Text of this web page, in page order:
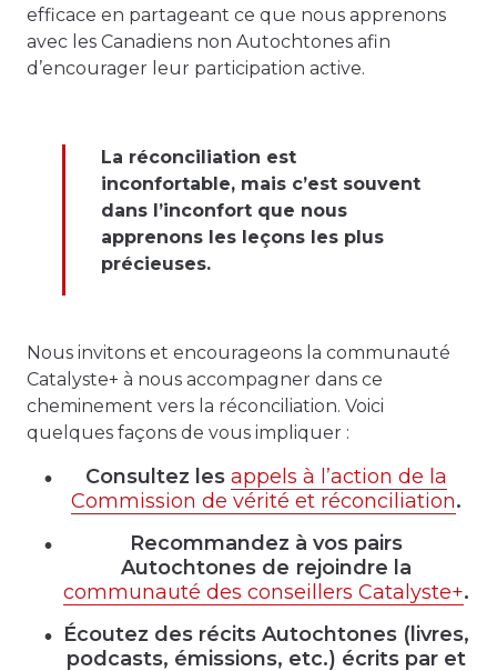
efficace en partageant ce que nous apprenons
avec les Canadiens non Autochtones afin
d’encourager leur participation active.
La réconciliation est
inconfortable, mais c’est souvent
dans l’inconfort que nous
apprenons les leçons les plus
précieuses.
Nous invitons et encourageons la communauté
Catalyste+ à nous accompagner dans ce
cheminement vers la réconciliation. Voici
quelques façons de vous impliquer :
Consultez les appels à l’action de la
Commission de vérité et réconciliation.
Recommandez à vos pairs
Autochtones de rejoindre la
communauté des conseillers Catalyste+.
Écoutez des récits Autochtones (livres,
podcasts, émissions, etc.) écrits par et